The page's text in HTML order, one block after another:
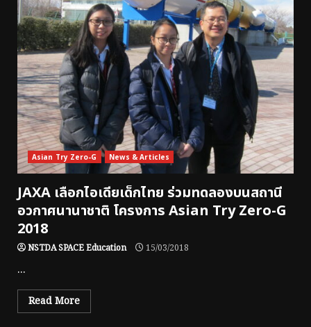
Asian Try Zero-G News & Articles
JAXA เลือกไอเดียเด็กไทย ร่วมทดลองบนสถานี
อวกาศนานาชาติ โครงการ Asian Try Zero-G
2018
NSTDA SPACE Education 15/03/2018
...
Read More